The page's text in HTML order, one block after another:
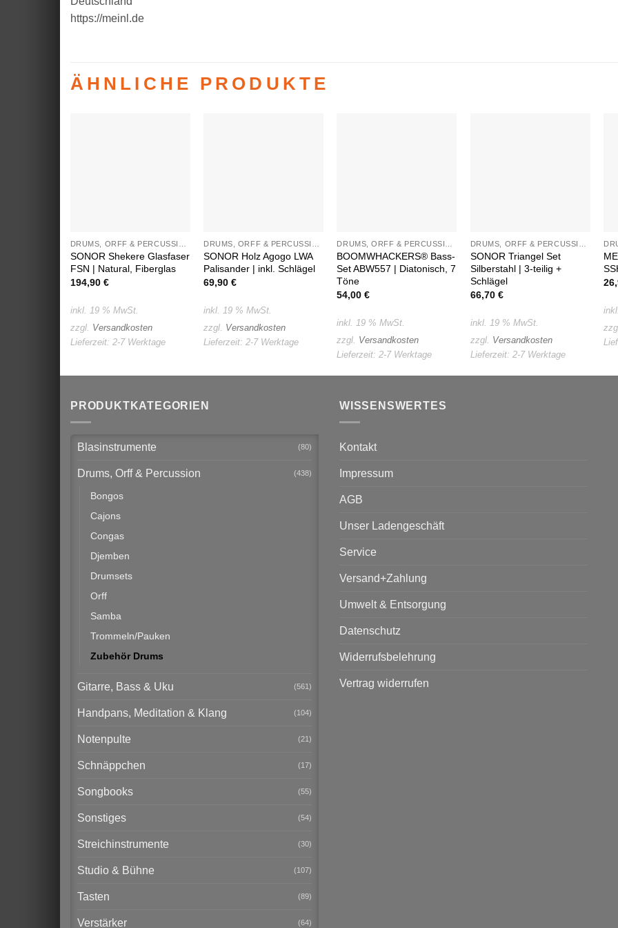
https://meinl.de
ÄHNLICHE PRODUKTE
SONOR Shekere Glasfaser
FSN | Natural, Fiberglas
194,90 €
inkl. 19 % MwSt.
zzgl. Versandkosten
Lieferzeit: 2-7 Werktage
SONOR Holz Agogo LWA
Palisander | inkl. Schlägel
69,90€
inkl. 19 % MwSt.
zzgl. Versandkosten
Lieferzeit:2-7 Werktage
BOOMWHACKERS® Bass-
Set ABW557 | Diatonisch, 7
Töne
54,00€
inkl. 19 % MwSt.
zzgl. Versandkosten
Lieferzeit:2-7 Werktage
SONOR Triangel Set
Silberstahl | 3-teilig +
Schlägel
66,70 €
inkl. 19 % MwSt.
zzgl. Versandkosten
Lieferzeit: 2-7 Werktage
PRODUKTKATEGORIEN
Blasinstrumente (80)
Drums, Orff & Percussion (438)
Bongos
Cajons
Congas
Djemben
Drumsets
Orff
Samba
Trommeln/Pauken
Zubehör Drums
Gitarre, Bass & Uku (561)
Handpans, Meditation & Klang (104)
Notenpulte (21)
Schnäppchen (17)
Songbooks (55)
Sonstiges (54)
Streichinstrumente (30)
Studio & Bühne (107)
Tasten (89)
Verstärker (64)
WISSENSWERTES
Kontakt
Impressum
AGB
Unser Ladengeschäft
Service
Versand+Zahlung
Umwelt & Entsorgung
Datenschutz
Widerrufsbelehrung
Vertrag widerrufen